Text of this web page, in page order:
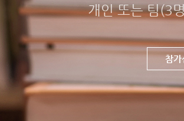
젊은 창
개인 또는 팀(3
참가
답안제출 시 유의
답안
역대 대회 수상
대회우